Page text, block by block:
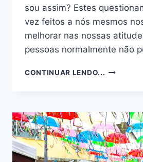
sou assim? Estes
vez feitos a nós mesmos
melhorar nas nossas
pessoas normalmente não
CONTINUAR LENDO... QUAIS
DE
UM(A)
VOCÊ
É